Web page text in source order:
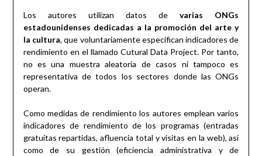
Los autores utilizan datos devarias ONGs
estadounidenses dedicadas a la promoción del arte y
la cultura, que voluntariamente especifican indicadores de
rendimiento en el llamado Cutural Data Project. Por tanto,
no es una muestra aleatoria de casos ni tampoco es
representativa de todos los sectores donde las ONGs
operan.
Como medidas de rendimiento los autores emplean varios
indicadores de rendimiento de los programas (entradas
gratuitas repartidas, afluencia total y visitas en la web), así
como de su gestión (eficiencia administrativa y de